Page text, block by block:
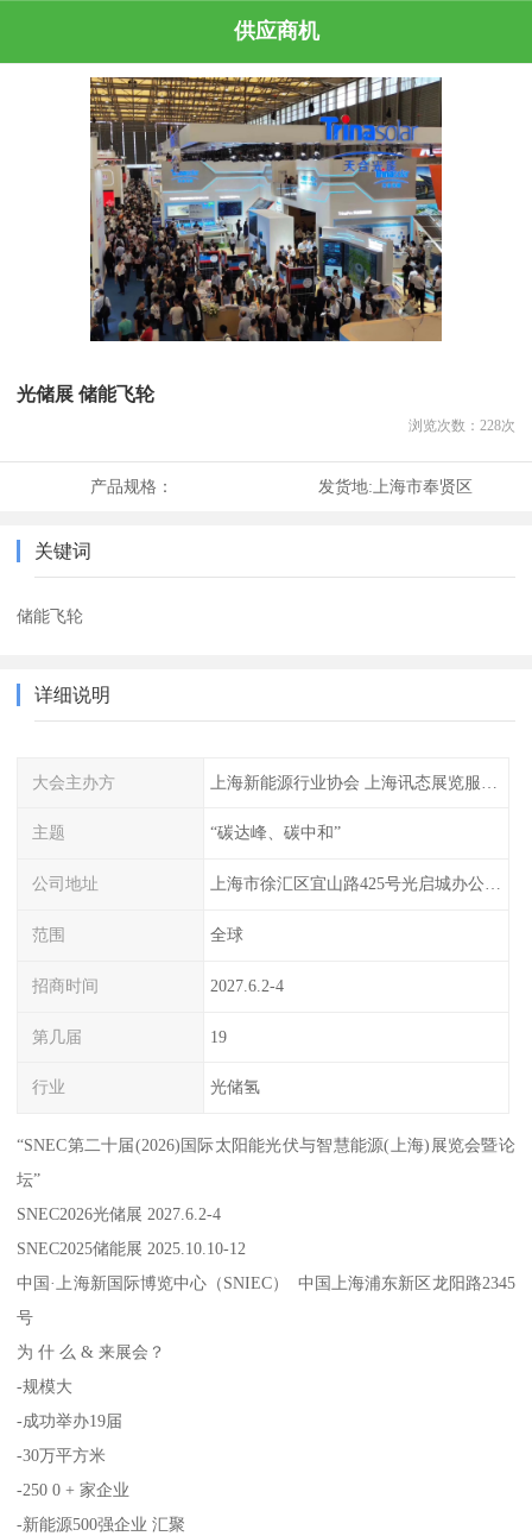
供应商机
光储展 储能飞轮
浏览次数： 228次
产品规格： 发货地:上海市奉贤区
关键词
储能飞轮
详细说明
大会主办方
主题 “碳达峰、碳中和”
公司地址 上海市徐汇区宜山路425号光启城办公楼905-907室
范围 全球
招商时间 2027.6.2-4
第几届 19
行业 光储氢
“SNEC第二十届(2026)国际太阳能光伏与智慧能源(上海)展览会暨论
坛”
SNEC2026光储展 2027.6.2-4
SNEC2025储能展 2025.10.10-12
中国·上海新国际博览中心（SNIEC） 中国上海浦东新区龙阳路2345
号
为 什 么 & 来展会？
-规模大
-成功举办19届
-30万平方米
-250 0 + 家企业
-新能源500强企业 汇聚